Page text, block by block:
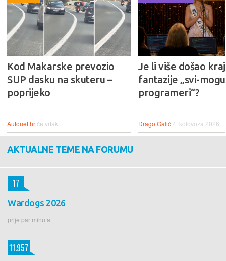
Kod Makarske prevozio
SUP dasku na skuteru –
poprijeko
Autonet.hrčetvrtak
Je li više došao kraj
fantazije „svi-
programeri“?
Drago Galić4. kolovoza 2026.
AKTUALNE TEME NA FORUMU
Wardogs 2026
prije par minuta
17
11.957